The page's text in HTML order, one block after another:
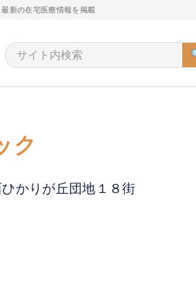
新の在宅医療情報を掲載
ク
かりが丘団地１８街